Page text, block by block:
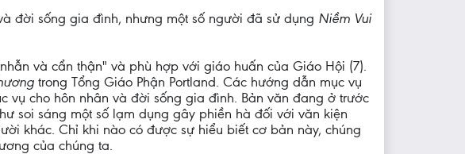
đời sống gia đình, nhưng một số người đã sử dụng Niềm Vui
và cẩn thận" và phù hợp với giáo huấn của Giáo Hội (7).
trong Tổng Giáo Phận Portland. Các hướng dẫn mục vụ
vụ cho hôn nhân và đời sống gia đình. Bản văn đang ở trước
soi sáng một số lạm dụng gây phiền hà đối với văn kiện
khác. Chỉ khi nào có được sự hiểu biết cơ bản này, chúng
của chúng ta.